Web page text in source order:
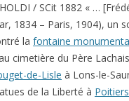
/ SCit 1882 « …
1834 – Paris, 1904), un
la fontaine
cimetière du Père
de-Lisle à Lons-le-
de la Liberté à